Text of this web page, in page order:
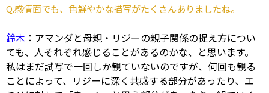
Q.感情面でも、色鮮やかな描写がたくさんありましたね。
鈴木 ：アマンダと母親・リジーの親子関係の捉え方につい
ても、人それぞれ感じることがあるのかな、と思います。
私はまだ試写で一回しか観ていないのですが、何回も観る
ことによって、リジーに深く共感する部分があったり、エ